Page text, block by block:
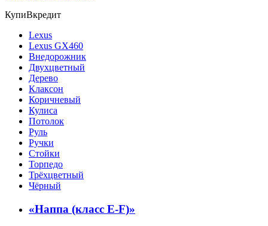
КупиВкредит
Lexus
Lexus GX460
Внедорожник
Двухцветный
Дерево
Клаксон
Коричневый
Кулиса
Потолок
Руль
Ручки
Стойки
Торпедо
Трёхцветный
Чёрный
«Наппа (класс E-F)»